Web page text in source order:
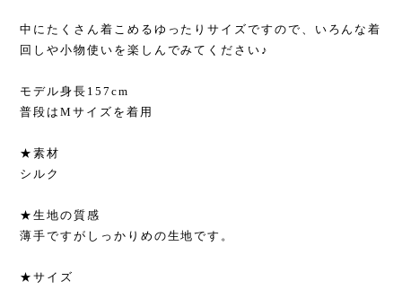
中にたくさん着こめるゆったりサイズですので、いろんな着
回しや小物使いを楽しんでみてください♪
モデル身長157cm
普段はMサイズを着用
★素材
シルク
★生地の質感
薄手ですがしっかりめの生地です。
★サイズ